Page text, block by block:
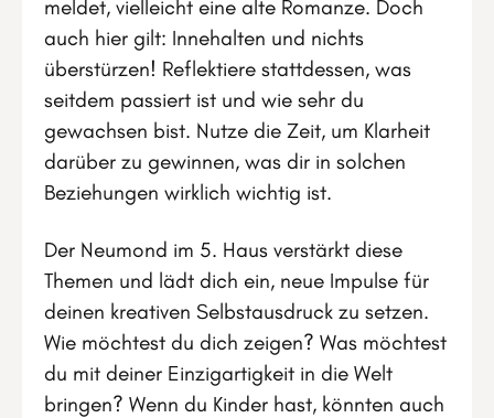
meldet, vielleicht eine alte Romanze. Doch
auch hier gilt: Innehalten und nichts
überstürzen! Reflektiere stattdessen, was
seitdem passiert ist und wie sehr du
gewachsen bist. Nutze die Zeit, um Klarheit
darüber zu gewinnen, was dir in solchen
Beziehungen wirklich wichtig ist.
Der Neumond im 5. Haus verstärkt diese
Themen und lädt dich ein, neue Impulse für
deinen kreativen Selbstausdruck zu setzen.
Wie möchtest du dich zeigen? Was möchtest
du mit deiner Einzigartigkeit in die Welt
bringen? Wenn du Kinder hast, könnten auch